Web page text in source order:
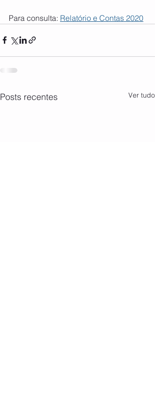
Para consulta: Relatório e Contas 2020
Posts recentes Ver tudo